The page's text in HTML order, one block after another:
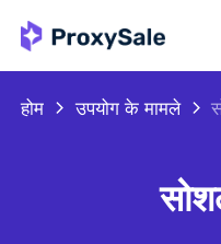
होम उपयोग के मामले